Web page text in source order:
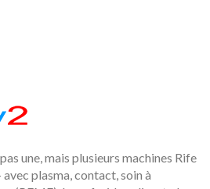
une, mais plusieurs machines Rife
plasma, contact, soin à